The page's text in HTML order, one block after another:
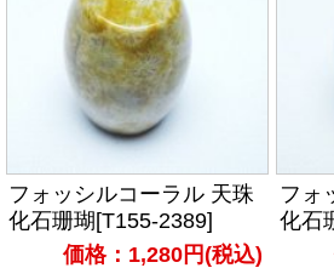
フォッシルコーラル 天珠
化石珊瑚[T155-2389]
価格：1,280円(税込)
フォ
化石